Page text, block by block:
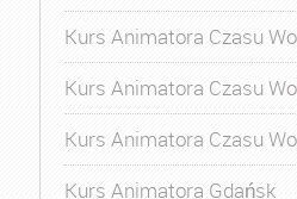
Kurs Animatora Czasu
Kurs Animatora Czasu
Kurs Animatora Czasu
Kurs Animatora Gdańsk